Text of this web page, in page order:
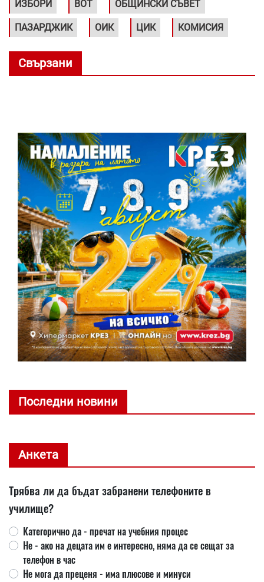
ИЗБОРИ ВОТ ОБЩИНСКИ СЪВЕТ
ПАЗАРДЖИК ОИК ЦИК КОМИСИЯ
Свързани
Последни новини
Анкета
Трябва ли да бъдат забранени телефоните в
училище?
Категорично да - пречат на учебния процес
Не - ако на децата им е интересно, няма да се сещат за
телефон в час
Не мога да преценя - има плюсове и минуси